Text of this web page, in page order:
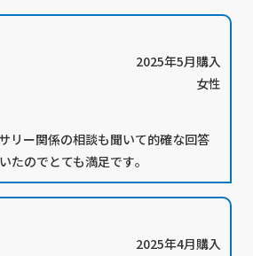
2025年5月購入
女性
リー関係の相談も聞いて的確な回答
たのでとても満足です｡
2025年4月購入